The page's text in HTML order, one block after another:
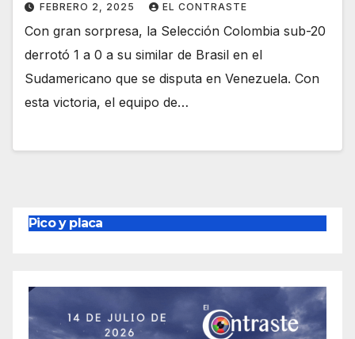
FEBRERO 2, 2025 EL CONTRASTE
Con gran sorpresa, la Selección Colombia sub-20
derrotó 1 a 0 a su similar de Brasil en el
Sudamericano que se disputa en Venezuela. Con
esta victoria, el equipo de…
Pico y placa